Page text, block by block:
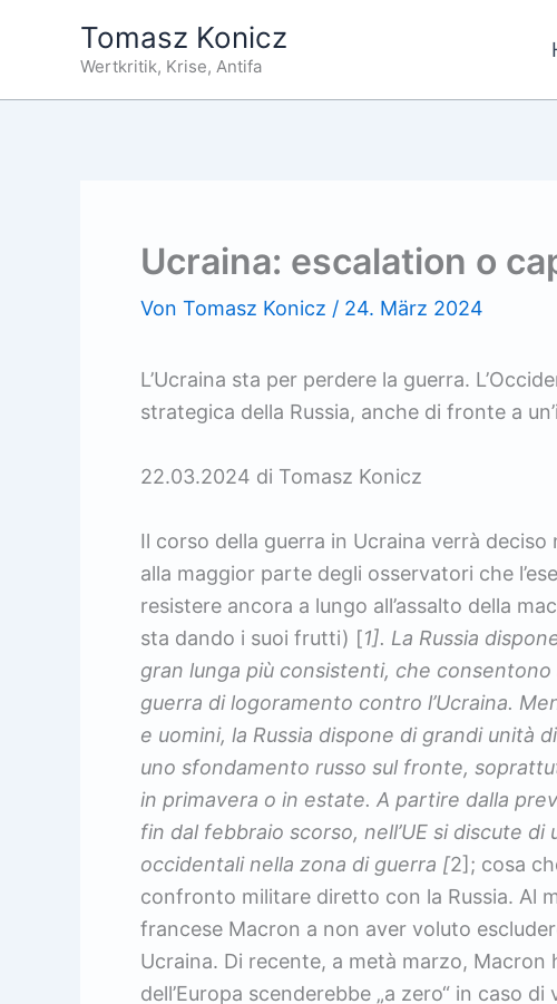
Tomasz Konicz
Wertkritik, Krise, Antifa
Ucraina: escalation o
Von Tomasz Konicz / 24. März 2024
L’Ucraina sta per perdere la guerra.
strategica della Russia, anche di fronte a
22.03.2024 di Tomasz Konicz
Il corso della guerra in Ucraina verrà
alla maggior parte degli osservatori che
resistere ancora a lungo all’assalto della
sta dando i suoi frutti) [1]. La Russia
gran lunga più consistenti, che
guerra di logoramento contro l’Ucraina.
e uomini, la Russia dispone di grandi unità
uno sfondamento russo sul fronte,
in primavera o in estate. A partire dalla
fin dal febbraio scorso, nell’UE si discute
occidentali nella zona di guerra [2]; cosa
confronto militare diretto con la Russia. Al
francese Macron a non aver voluto
Ucraina. Di recente, a metà marzo,
dell’Europa scenderebbe „a zero“ in caso